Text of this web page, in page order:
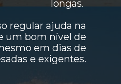
longas.
regular ajuda na
um bom nível de
em dias de
e exigentes.